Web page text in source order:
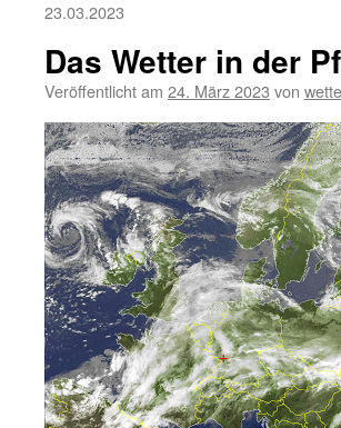
23.03.2023
Das Wetter in der
Veröffentlicht am 24. März 2023 von